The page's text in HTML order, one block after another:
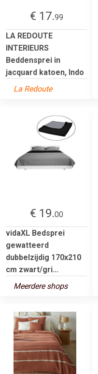
€ 17.99
LA REDOUTE
INTERIEURS
Beddensprei in
jacquard katoen, Indo
La Redoute
€ 19.00
vidaXL Bedsprei
gewatteerd
dubbelzijdig 170x210
cm zwart/gri...
Meerdere shops